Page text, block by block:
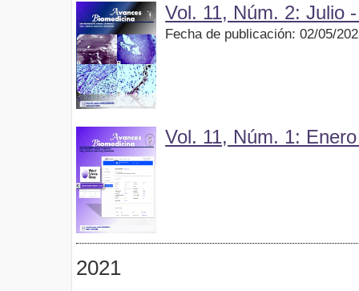
Vol. 11, Núm. 2: Julio
Fecha de publicación: 02/05/
Vol. 11, Núm. 1:
2021